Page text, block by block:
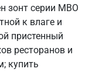
зонт серии МВО
к влаге и
пристенный
ресторанов и
купить